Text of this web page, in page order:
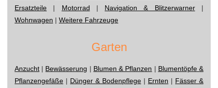
Ersatzteile | Motorrad | Navigation & Blitzerwarner|
Wohnwagen | Weitere Fahrzeuge
Garten
Anzucht | Bewässerung | Blumen & Pflanzen | Blumentöpfe &
Pflanzengefäße | Dünger & Bodenpflege | Ernten | Fässer &